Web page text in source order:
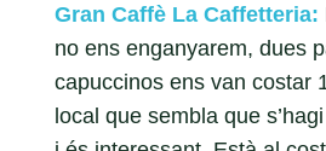
Gran Caffè La Caffetteria:
no ens enganyarem, dues
capuccinos ens van costar
local que sembla que